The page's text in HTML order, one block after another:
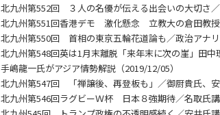
北九州第552回 ３人の名優が伝える出会いの大切さ
北九州第551回香港デモ 激化懸念 立教大の倉田教授
北九州第550回 首相の東京五輪花道論も／政治アナ
北九州第548回英は1月末離脱「来年末に次の崖」田中
手嶋龍一氏がアジア情勢解説（2019/12/05）
北九州第547回 「禅譲後、再登板も」／御厨貴氏、安
北九州第546回ラグビーＷ杯 日本８強期待／名取氏講